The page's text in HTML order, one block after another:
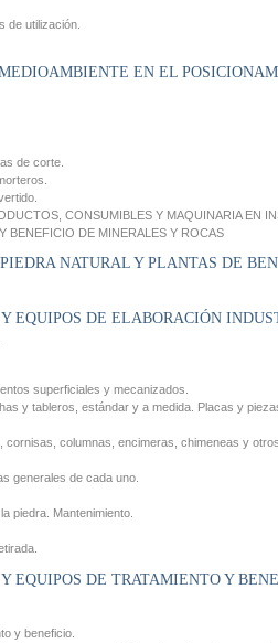
de utilización.
EN EL
de corte.
CONSUMIBLES Y MAQUINARIA EN
BENEFICIO DE MINERALES Y ROCAS
NATURAL Y PLANTAS DE
EQUIPOS DE ELABORACIÓN
superficiales y mecanizados.
y tableros, estándar y a medida. Placas y
columnas, encimeras, chimeneas y
generales de cada uno.
piedra. Mantenimiento.
EQUIPOS DE TRATAMIENTO Y
y beneficio.